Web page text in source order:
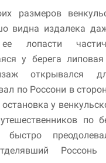
размеров
видна издалека
лопасти
у берега
открывался
по Россони в
у
по
быстро